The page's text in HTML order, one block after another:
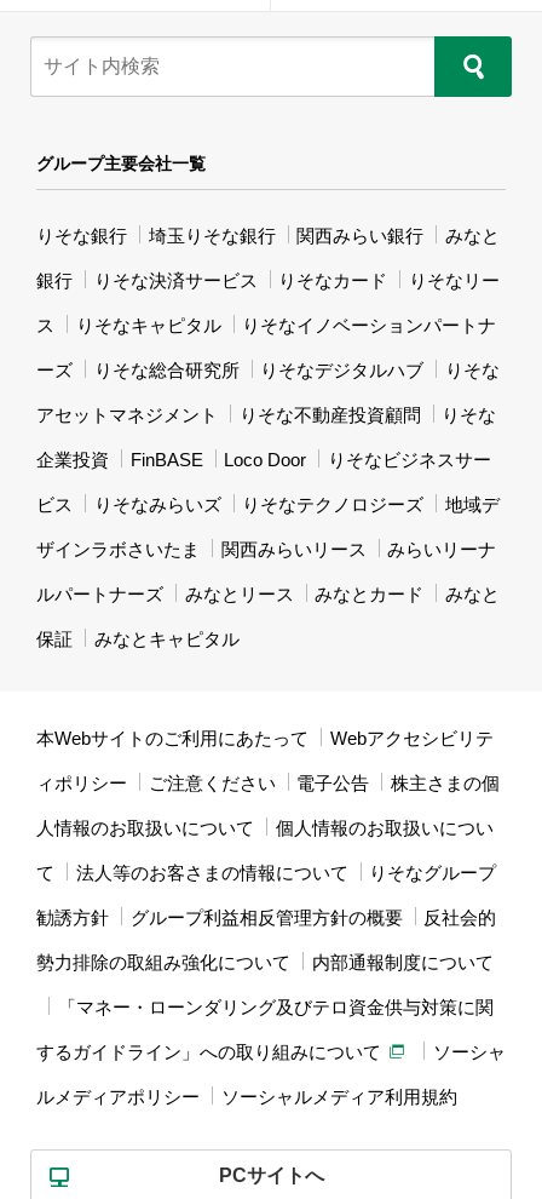
グループ主要会社一覧
りそな銀行 埼玉りそな銀行 関西みらい銀行 みなと
銀行 りそな決済サービス りそなカード りそなリー
ス りそなキャピタル りそなイノベーションパートナ
ーズ りそな総合研究所 りそなデジタルハブ りそな
アセットマネジメント りそな不動産投資顧問 りそな
企業投資 FinBASE Loco Door りそなビジネスサー
ビス りそなみらいズ りそなテクノロジーズ 地域デ
ザインラボさいたま 関西みらいリース みらいリーナ
ルパートナーズ みなとリース みなとカード みなと
保証 みなとキャピタル
本Webサイトのご利用にあたって Webアクセシビリテ
ィポリシー ご注意ください 電子公告 株主さまの個
人情報のお取扱いについて 個人情報のお取扱いについ
て 法人等のお客さまの情報について りそなグループ
勧誘方針 グループ利益相反管理方針の概要 反社会的
勢力排除の取組み強化について 内部通報制度について
「マネー・ローンダリング及びテロ資金供与対策に関
するガイドライン」への取り組みについて ソーシャ
ルメディアポリシー ソーシャルメディア利用規約
PCサイトへ